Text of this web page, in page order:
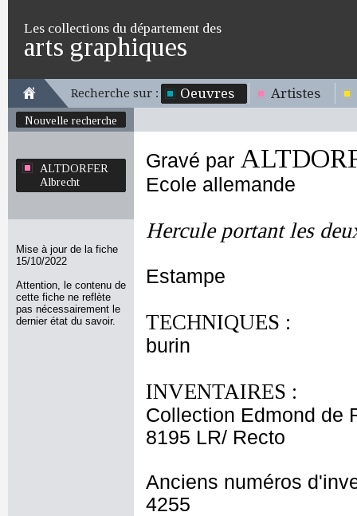
Les collections du département des
arts graphiques
Recherche sur : Oeuvres Artistes
Nouvelle recherche
ALTDORFER
Albrecht
Mise à jour de la fiche
15/10/2022
Attention, le contenu de
cette fiche ne reflète
pas nécessairement le
dernier état du savoir.
Gravé par
Ecole allemande
Hercule portant les
Estampe
TECHNIQUES :
burin
INVENTAIRES :
Collection Edmond de
8195 LR/ Recto
Anciens numéros
4255